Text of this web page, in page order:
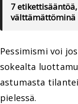
7
välttämättöminä
Pessimismi voi
sokealta
astumasta
pielessä.